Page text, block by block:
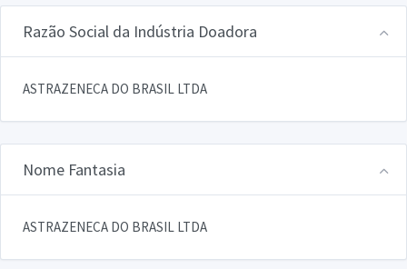
Razão Social da Indústria Doadora
ASTRAZENECA DO BRASIL LTDA
Nome Fantasia
ASTRAZENECA DO BRASIL LTDA